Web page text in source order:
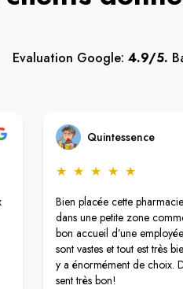
Evaluation Google: 4.9/5.
Quintessence
★ ★ ★ ★ ★
Bien placée cette
dans une petite zone
bon accueil d’une
sont vastes et tout est très
y a énormément de choix.
sent très bon!